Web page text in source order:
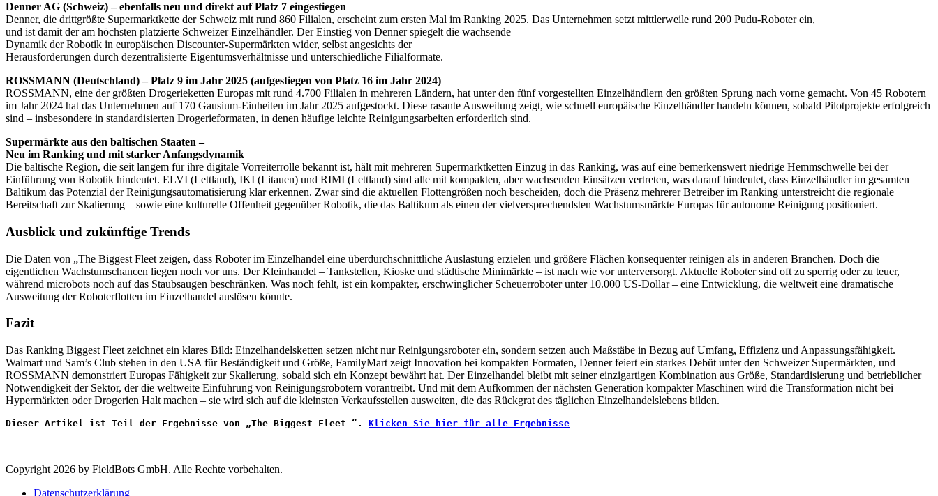
Denner AG (Schweiz) – ebenfalls neu und direkt auf Platz 7 eingestiegen
Denner, die drittgrößte Supermarktkette der Schweiz mit rund 860 Filialen, erscheint zum ersten Mal im Ranking 2025. Das Unternehmen setzt mittlerweile rund 200 Pudu-Roboter ein,
und ist damit der am höchsten platzierte Schweizer Einzelhändler. Der Einstieg von Denner spiegelt die wachsende
Dynamik der Robotik in europäischen Discounter-Supermärkten wider, selbst angesichts der
Herausforderungen durch dezentralisierte Eigentumsverhältnisse und unterschiedliche Filialformate.
ROSSMANN (Deutschland) – Platz 9 im Jahr 2025 (aufgestiegen von Platz 16 im Jahr 2024)
ROSSMANN, eine der größten Drogerieketten Europas mit rund 4.700 Filialen in mehreren Ländern, hat unter den fünf vorgestellten Einzelhändlern den größten Sprung nach vorne gemacht. Von 45 Robotern
im Jahr 2024 hat das Unternehmen auf 170 Gausium-Einheiten im Jahr 2025 aufgestockt. Diese rasante Ausweitung zeigt, wie schnell europäische Einzelhändler handeln können, sobald Pilotprojekte erfolgreich
sind – insbesondere in standardisierten Drogerieformaten, in denen häufige leichte Reinigungsarbeiten erforderlich sind.
Supermärkte aus den baltischen Staaten –
Neu im Ranking und mit starker Anfangsdynamik
Die baltische Region, die seit langem für ihre digitale Vorreiterrolle bekannt ist, hält mit mehreren Supermarktketten Einzug in das Ranking, was auf eine bemerkenswert niedrige Hemmschwelle bei der
Einführung von Robotik hindeutet. ELVI (Lettland), IKI (Litauen) und RIMI (Lettland) sind alle mit kompakten, aber wachsenden Einsätzen vertreten, was darauf hindeutet, dass Einzelhändler im gesamten
Baltikum das Potenzial der Reinigungsautomatisierung klar erkennen. Zwar sind die aktuellen Flottengrößen noch bescheiden, doch die Präsenz mehrerer Betreiber im Ranking unterstreicht die regionale
Bereitschaft zur Skalierung – sowie eine kulturelle Offenheit gegenüber Robotik, die das Baltikum als einen der vielversprechendsten Wachstumsmärkte Europas für autonome Reinigung positioniert.
Ausblick und zukünftige Trends
Die Daten von „The Biggest Fleet zeigen, dass Roboter im Einzelhandel eine überdurchschnittliche Auslastung erzielen und größere Flächen konsequenter reinigen als in anderen Branchen. Doch die
eigentlichen Wachstumschancen liegen noch vor uns. Der Kleinhandel – Tankstellen, Kioske und städtische Minimärkte – ist nach wie vor unterversorgt. Aktuelle Roboter sind oft zu sperrig oder zu teuer,
während microbots noch auf das Staubsaugen beschränken. Was noch fehlt, ist ein kompakter, erschwinglicher Scheuerroboter unter 10.000 US-Dollar – eine Entwicklung, die weltweit eine dramatische
Ausweitung der Roboterflotten im Einzelhandel auslösen könnte.
Fazit
Das Ranking Biggest Fleet zeichnet ein klares Bild: Einzelhandelsketten setzen nicht nur Reinigungsroboter ein, sondern setzen auch Maßstäbe in Bezug auf Umfang, Effizienz und Anpassungsfähigkeit.
Walmart und Sam’s Club stehen in den USA für Beständigkeit und Größe, FamilyMart zeigt Innovation bei kompakten Formaten, Denner feiert ein starkes Debüt unter den Schweizer Supermärkten, und
ROSSMANN demonstriert Europas Fähigkeit zur Skalierung, sobald sich ein Konzept bewährt hat. Der Einzelhandel bleibt mit seiner einzigartigen Kombination aus Größe, Standardisierung und betrieblicher
Notwendigkeit der Sektor, der die weltweite Einführung von Reinigungsrobotern vorantreibt. Und mit dem Aufkommen der nächsten Generation kompakter Maschinen wird die Transformation nicht bei
Hypermärkten oder Drogerien Halt machen – sie wird sich auf die kleinsten Verkaufsstellen ausweiten, die das Rückgrat des täglichen Einzelhandelslebens bilden.
Dieser Artikel ist Teil der Ergebnisse von „The Biggest Fleet “. Klicken Sie hier für alle Ergebnisse
Copyright 2026 by FieldBots GmbH. Alle Rechte vorbehalten.
Datenschutzerklärung